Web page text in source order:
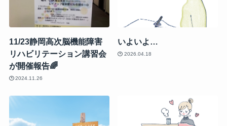
11/23静岡高次脳機能障害
リハビリテーション講習会
が開催報告🌈
2024.11.26
いよいよ…
2026.04.18